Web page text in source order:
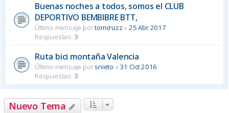
Buenas noches a todos, somos el CLUB
DEPORTIVO BEMBIBRE BTT,
Último mensaje portomcruzz «25 Abr 2017
Respuestas: 3
Ruta bici montaña Valencia
Último mensaje porsnieto « 31 Oct 2016
Respuestas: 3
Nuevo Tema